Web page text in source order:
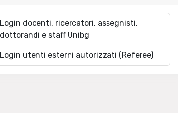
Login docenti, ricercatori, assegnisti,
dottorandi e staff Unibg
Login utenti esterni autorizzati (Referee)